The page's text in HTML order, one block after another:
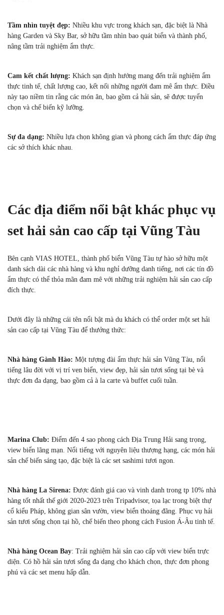
Tầm nhìn tuyệt đẹp: Nhiều khu vực trong khách sạn, đặc biệt là Nhà
hàng Garden và Sky Bar, sở hữu tầm nhìn bao quát biển và thành phố,
nâng tầm trải nghiệm ẩm thực.
Cam kết chất lượng: Khách sạn định hướng mang đến trải nghiệm ẩm
thực tinh tế, chất lượng cao, kết nối những người đam mê ẩm thực. Điều
này tạo niềm tin rằng các món ăn, bao gồm cả hải sản, sẽ được tuyển
chọn và chế biến kỹ lưỡng.
Sự đa dạng: Nhiều lựa chọn không gian và phong cách ẩm thực đáp ứng
các sở thích khác nhau.
Các địa điểm nổi bật khác phục vụ
set hải sản cao cấp tại Vũng Tàu
Bên cạnh VIAS HOTEL, thành phố biển Vũng Tàu tự hào sở hữu một
danh sách dài các nhà hàng và khu nghỉ dưỡng danh tiếng, nơi các tín đồ
ẩm thực có thể thỏa mãn đam mê với những trải nghiệm hải sản cao cấp
đích thực.
Dưới đây là những cái tên nổi bật mà du khách có thể order một set hải
sản cao cấp tại Vũng Tàu để thưởng thức:
Nhà hàng Gành Hào: Một tượng đài ẩm thực hải sản Vũng Tàu, nổi
tiếng lâu đời với vị trí ven biển, view đẹp, hải sản tươi sống tại bè và
thực đơn đa dạng, bao gồm cả à la carte và buffet cuối tuần.
Marina Club: Điểm đến 4 sao phong cách Địa Trung Hải sang trọng,
view biển lãng mạn. Nổi tiếng với nguyên liệu thượng hạng, các món hải
sản chế biến sáng tạo, đặc biệt là các set sashimi tươi ngon.
Nhà hàng La Sirena: Được đánh giá cao và vinh danh trong tp 10% nhà
hàng tốt nhất thế giới 2020-2023 trên Tripadvisor, tọa lạc trong biệt thự
cổ kiểu Pháp, không gian sân vườn, view biển thoáng đãng. Phục vụ hải
sản tươi sống chọn tại hồ, chế biến theo phong cách Fusion Á-Âu tinh tế.
Nhà hàng Ocean Bay: Trải nghiệm hải sản cao cấp với view biển trực
diện. Có hồ hải sản tươi sống đa dạng cho khách chọn, thực đơn phong
phú và các set menu hấp dẫn.